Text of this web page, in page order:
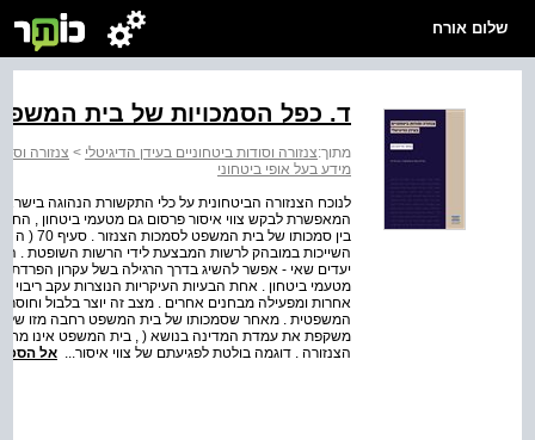
שלום אורח
ד. כפל הסמכויות של בית המשפט
מתוך:צנזורה וסודות ביטחוניים בעידן הדיגיטלי > צנזורה
מידע בעל אופי ביטחוני
המאפשרת לבקש צווי איסור פרסום גם מטעמי ביטחון ,
בין
השייכות במובהק לרשות המבצעת לידי הרשות השופטת .
יעדים שאי - אפשר להשיג בדרך הרגילה בשל עקרון הפרדת
מטעמי ביטחון . אחת הבעיות העיקריות הנוצרות עקב
אחרות ומפעילה מבחנים אחרים . מצב זה יוצר בלבול וחוסר
המשפטית . מאחר שסמכותו של בית המשפט רחבה מזו של
משקפת את עמדת המדינה בנושא ( , בית המשפט אינו
הצנזורה . דוגמה בולטת לפגיעתם של צווי איסור... אל הספר